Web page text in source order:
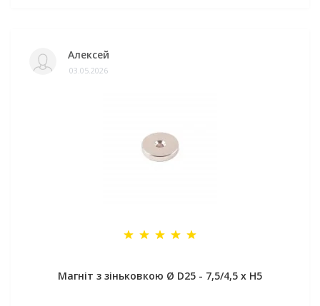
Алексей
03.05.2026
Магніт з зіньковкою Ø D25 - 7,5/4,5 х H5